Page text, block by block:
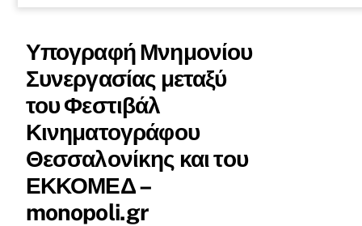
Υπογραφή Μνημονίου
Συνεργασίας μεταξύ
του Φεστιβάλ
Κινηματογράφου
Θεσσαλονίκης και του
ΕΚΚΟΜΕΔ –
monopoli.gr